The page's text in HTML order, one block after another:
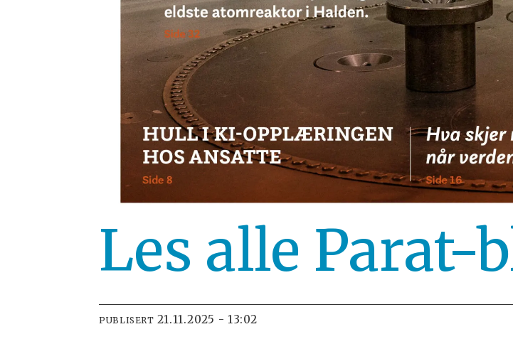
Les alle Parat-
PUBLISERT 21.11.2025 - 13:02